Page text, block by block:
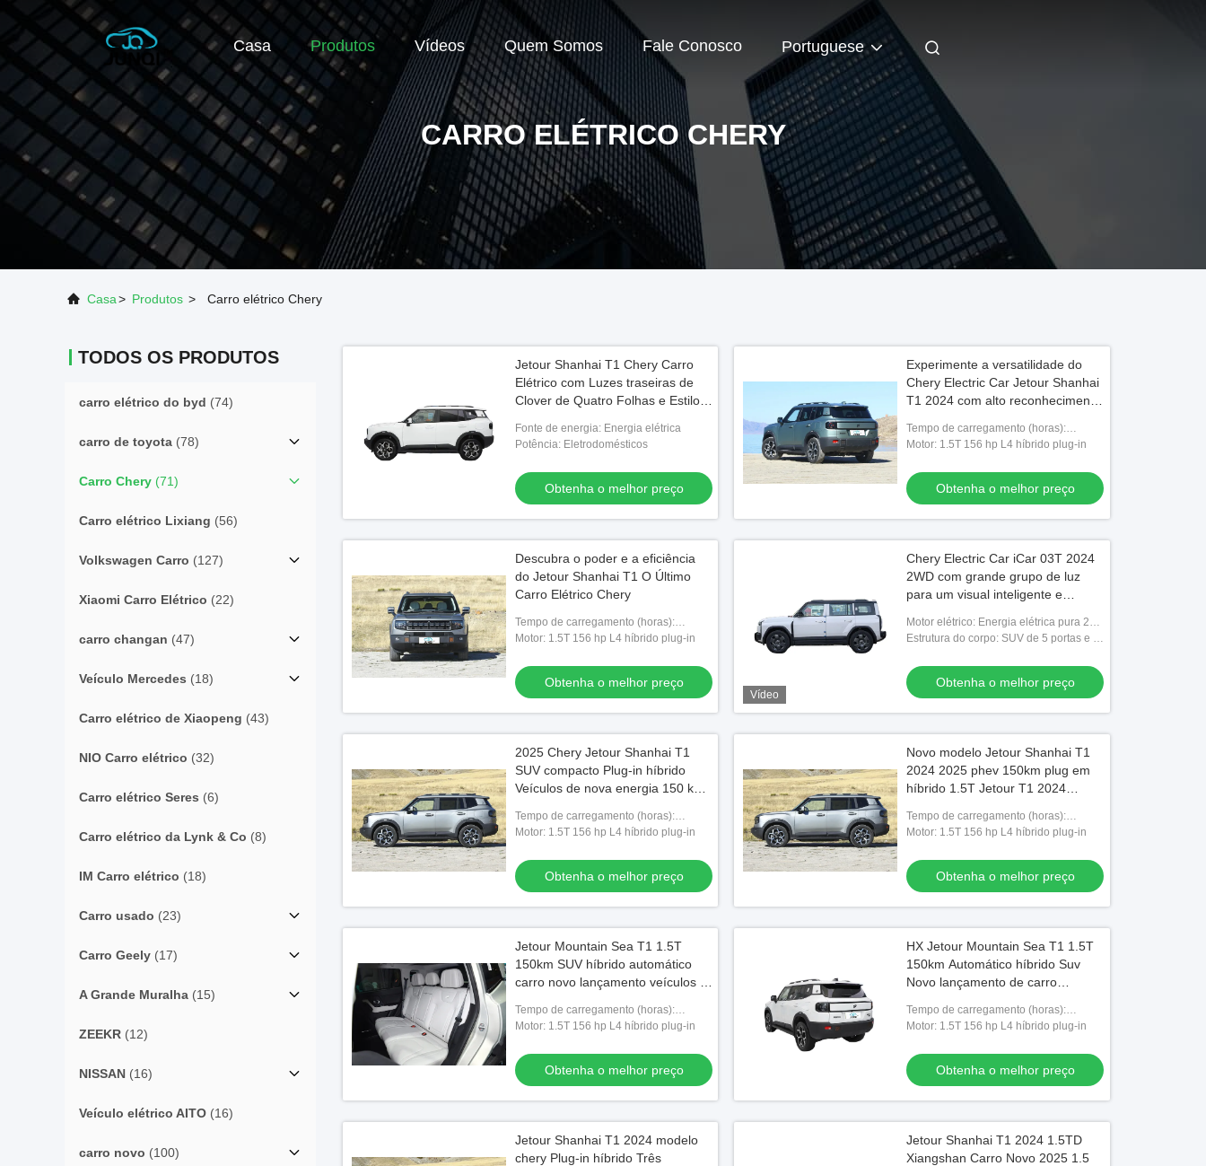
Casa Produtos Vídeos Quem Somos Fale Conosco Portuguese
CARRO ELÉTRICO CHERY
Casa> Produtos > Carro elétrico Chery
TODOS OS PRODUTOS
carro elétrico do byd (74)
carro de toyota (78)
Carro Chery (71)
Carro elétrico Lixiang (56)
Volkswagen Carro (127)
Xiaomi Carro Elétrico (22)
carro changan (47)
Veículo Mercedes (18)
Carro elétrico de Xiaopeng (43)
NIO Carro elétrico (32)
Carro elétrico Seres (6)
Carro elétrico da Lynk & Co (8)
IM Carro elétrico (18)
Carro usado (23)
Carro Geely (17)
A Grande Muralha (15)
ZEEKR (12)
NISSAN (16)
Veículo elétrico AITO (16)
carro novo (100)
Jetour Shanhai T1 Chery Carro
Elétrico com Luzes traseiras de
Clover de Quatro Folhas e Estilo
Fonte de energia: Energia elétrica
Potência: Eletrodomésticos
Obtenha o melhor preço
Experimente a versatilidade do
Chery Electric Car Jetour Shanhai
T1 2024 com alto reconhecimento
Tempo de carregamento (horas):
Carregamento rápido 0,5 horas
Motor: 1.5T 156 hp L4 híbrido plug-in
Obtenha o melhor preço
Descubra o poder e a eficiência
do Jetour Shanhai T1 O Último
Carro Elétrico Chery
Tempo de carregamento (horas):
Carregamento rápido 0,5 horas
Motor: 1.5T 156 hp L4 híbrido plug-in
Obtenha o melhor preço
Vídeo
Chery Electric Car iCar 03T 2024
2WD com grande grupo de luz
para um visual inteligente e
Motor elétrico: Energia elétrica pura 279
Nm
Estrutura do corpo: SUV de 5 portas e 5
Obtenha o melhor preço
2025 Chery Jetour Shanhai T1
SUV compacto Plug-in híbrido
Veículos de nova energia 150 km
mar
Tempo de carregamento (horas):
Carregamento rápido 0,5 horas
Motor: 1.5T 156 hp L4 híbrido plug-in
Obtenha o melhor preço
Novo modelo Jetour Shanhai T1
2024 2025 phev 150km plug em
híbrido 1.5T Jetour T1 2024
Tempo de carregamento (horas):
Carregamento rápido 0,5 horas
Motor: 1.5T 156 hp L4 híbrido plug-in
Obtenha o melhor preço
Jetour Mountain Sea T1 1.5T
150km SUV híbrido automático
carro novo lançamento veículos a
Tempo de carregamento (horas):
Carregamento rápido 0,5 horas
Motor: 1.5T 156 hp L4 híbrido plug-in
Obtenha o melhor preço
HX Jetour Mountain Sea T1 1.5T
150km Automático híbrido Suv
Novo lançamento de carro
Tempo de carregamento (horas):
Carregamento rápido 0,5 horas
Motor: 1.5T 156 hp L4 híbrido plug-in
Obtenha o melhor preço
Jetour Shanhai T1 2024 modelo
chery Plug-in híbrido Três
Jetour Shanhai T1 2024 1.5TD
Xiangshan Carro Novo 2025 1.5